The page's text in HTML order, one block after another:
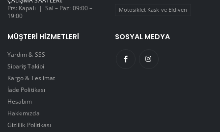
Pts: Kapalı | Sal – Paz: 09:00 –
19:00
Motosiklet Kask ve Eldiven
MÜŞTERI HIZMETLERI
Yardım & SSS
Sipariş Takibi
Kargo & Teslimat
İade Politikası
Hesabım
Hakkımızda
Gizlilik Politikası
SOSYAL MEDYA